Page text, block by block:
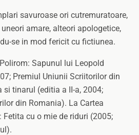
savuroase ori cutremuratoare,
amare, alteori apologetice,
se in mod fericit cu fictiunea.
Sapunul lui Leopold
Premiul Uniunii Scriitorilor din
si tinarul (editia a II-a, 2004;
din Romania). La Cartea
Fetita cu o mie de riduri (2005;